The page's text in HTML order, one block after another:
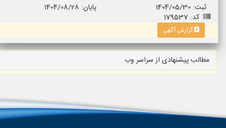
ثبت: 1404/05/30
پایان: 1404/08/28
کد: 179537
گزارش آگهی
مطالب پیشنهادی از سراسر وب